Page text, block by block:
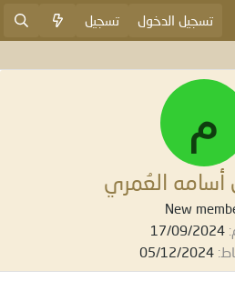
تسجيل الدخول تسجيل
م
العُمري
New
17/09/2024
05/12/2024